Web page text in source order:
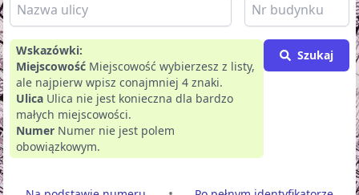
Wskazówki:
Miejscowość Miejscowość wybierzesz z listy,
ale najpierw wpisz conajmniej 4 znaki.
Ulica Ulica nie jest konieczna dla bardzo
małych miejscowości.
Numer Numer nie jest polem
obowiązkowym.
Szukaj